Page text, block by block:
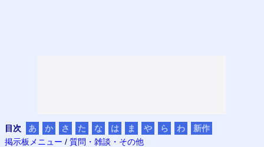
目次 あ か さ た な は ま や ら わ
新作
掲示板メニュー / 質問・雑談・その他